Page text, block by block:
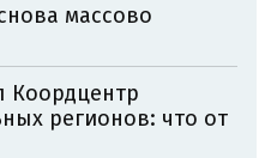
массово
Коордцентр
регионов: что от